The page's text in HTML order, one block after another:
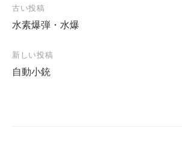
投
稿
ナ
ビ
ゲ
古い投稿
水素爆弾・水爆
新しい投稿
自動小銃